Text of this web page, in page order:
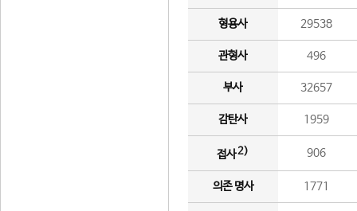
형용사 29538
관형사 496
부사 32657
감탄사 1959
접사2) 906
의존 명사 1771